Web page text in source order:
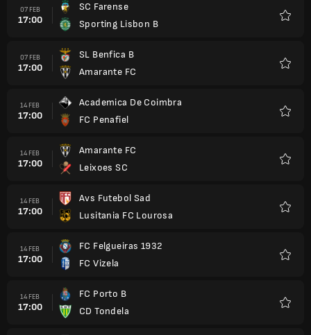
07 FEB
17:00
SC Farense
Sporting Lisbon B
07 FEB
17:00
SL Benfica B
Amarante FC
14 FEB
17:00
Academica De Coimbra
FC Penafiel
14 FEB
17:00
Amarante FC
Leixoes SC
14 FEB
17:00
Avs Futebol Sad
Lusitania FC Lourosa
14 FEB
17:00
FC Felgueiras 1932
FC Vizela
14 FEB
17:00
FC Porto B
CD Tondela